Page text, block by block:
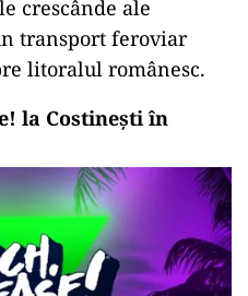
crescânde ale
transport feroviar
litoralul românesc.
la Costinești în